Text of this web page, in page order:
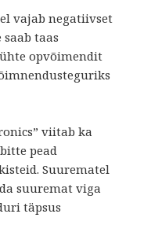
vajab negatiivset
taas
opvõimendit
viitab ka
pead
Suurematel
suuremat viga
täpsus